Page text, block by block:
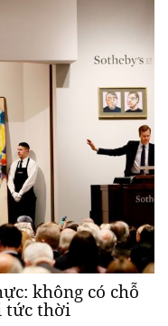
không có chỗ
tức thời